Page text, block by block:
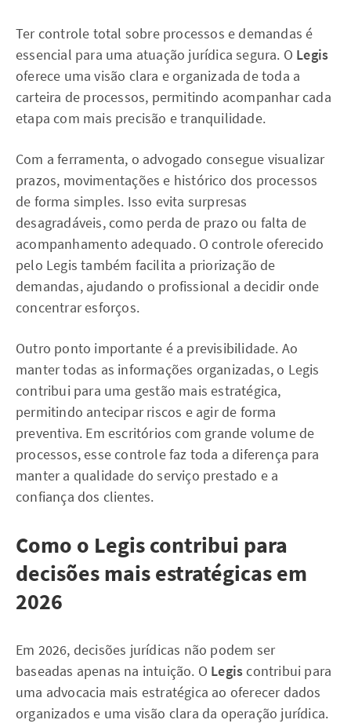
Ter controle total sobre processos e demandas é
essencial para uma atuação jurídica segura. O Legis
oferece uma visão clara e organizada de toda a
carteira de processos, permitindo acompanhar cada
etapa com mais precisão e tranquilidade.
Com a ferramenta, o advogado consegue visualizar
prazos, movimentações e histórico dos processos
de forma simples. Isso evita surpresas
desagradáveis, como perda de prazo ou falta de
acompanhamento adequado. O controle oferecido
pelo Legis também facilita a priorização de
demandas, ajudando o profissional a decidir onde
concentrar esforços.
Outro ponto importante é a previsibilidade. Ao
manter todas as informações organizadas, o Legis
contribui para uma gestão mais estratégica,
permitindo antecipar riscos e agir de forma
preventiva. Em escritórios com grande volume de
processos, esse controle faz toda a diferença para
manter a qualidade do serviço prestado e a
confiança dos clientes.
Como o Legis contribui para
decisões mais estratégicas em
2026
Em 2026, decisões jurídicas não podem ser
baseadas apenas na intuição. O Legiscontribui para
uma advocacia mais estratégica ao oferecer dados
organizados e uma visão clara da operação jurídica.